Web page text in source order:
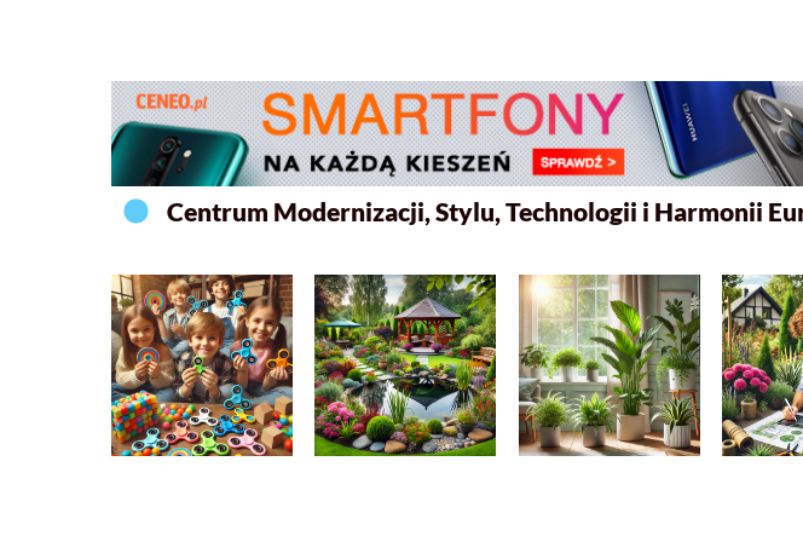
Centrum Modernizacji, Stylu, Technologii i Harmonii